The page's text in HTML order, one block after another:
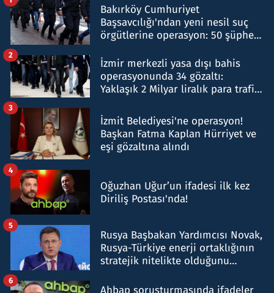
Bakırköy Cumhuriyet
Başsavcılığı'ndan yeni nesil suç
örgütlerine operasyon: 50 şüpheli
İzmir merkezli yasa dışı bahis
operasyonunda 34 gözaltı:
Yaklaşık 2 Milyar liralık para trafiği
2
İzmit Belediyesi'ne operasyon!
Başkan Fatma Kaplan Hürriyet ve
eşi gözaltına alındı
3
Oğuzhan Uğur’un ifadesi ilk kez
Diriliş Postası'nda!
4
Rusya Başbakan Yardımcısı Novak,
Rusya-Türkiye enerji ortaklığının
stratejik nitelikte olduğunu
5
Ahbap soruşturmasında ifadeler
6